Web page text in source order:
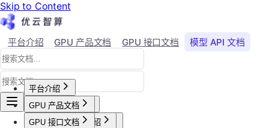
Skip to Content
平台介绍 GPU 产品文档 GPU 接口文档
模型 API 文档
Agent 社区
平台介绍
平台概述
平台介绍
用户等级与推荐
GPU 产品文档
GPU产品介绍
GPU 接口文档